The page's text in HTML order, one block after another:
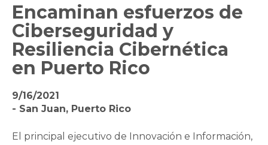
Encaminan esfuerzos de
Ciberseguridad y
Resiliencia Cibernética
en Puerto Rico
9/16/2021
- San Juan, Puerto Rico
El principal ejecutivo de Innovación e Información,